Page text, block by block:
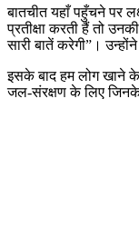
बातचीत यहाँ पहुँचने पर
प्रतीक्षा करती हैं तो
सारी बातें करेगी”।
इसके बाद हम लोग खाने
जल-संरक्षण के लिए जिनके